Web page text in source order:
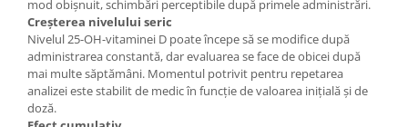
mod obișnuit, schimbări perceptibile după primele administrări.
Creșterea nivelului seric
Nivelul 25-OH-vitaminei D poate începe să se modifice după
administrarea constantă, dar evaluarea se face de obicei după
mai multe săptămâni. Momentul potrivit pentru repetarea
analizei este stabilit de medic în funcție de valoarea inițială și de
doză.